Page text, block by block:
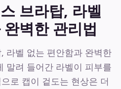
브라탑, 라벨
벽한 관리법
라벨 없는 편안함과 완벽한
말려 들어간 라벨이 피부를
로 캡이 겉도는 현상은 더